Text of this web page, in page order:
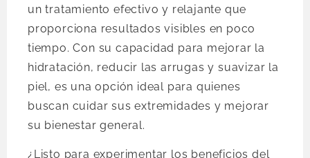
un tratamiento efectivo y relajante que
proporciona resultados visibles en poco
tiempo. Con su capacidad para mejorar la
hidratación, reducir las arrugas y suavizar la
piel, es una opción ideal para quienes
buscan cuidar sus extremidades y mejorar
su bienestar general.
¿Listo para experimentar los beneficios del